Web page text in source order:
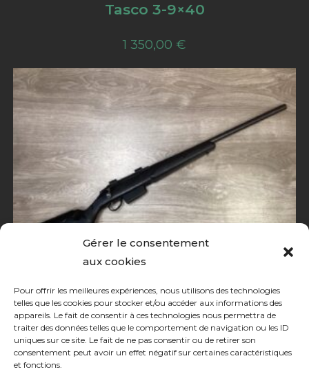
Gérer le consentement
aux cookies
Pour offrir les meilleures expériences, nous utilisons des technologies
telles que les cookies pour stocker et/ou accéder aux informations des
appareils. Le fait de consentir à ces technologies nous permettra de
traiter des données telles que le comportement de navigation ou les ID
uniques sur ce site. Le fait de ne pas consentir ou de retirer son
consentement peut avoir un effet négatif sur certaines caractéristiques
et fonctions.
Tasco 3-9×40
1 350,00 €
Carabine à verrou
Tikka T3 varmint calibre 222 rem
910,00€